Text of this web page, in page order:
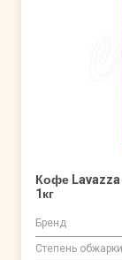
Кофе Lavazza
1кг
Бренд
Степень обжарки